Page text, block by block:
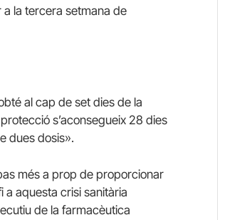
la tercera setmana de
al cap de set dies de la
s’aconsegueix 28 dies
dues dosis».
més a prop de proporcionar
a aquesta crisi sanitària
de la farmacèutica